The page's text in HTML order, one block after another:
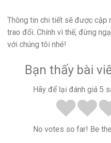
Thông tin chi tiết sẽ được cập
trao đổi. Chính vì thế, đừng
với chúng tôi nhé!
Bạn thấy bài
Hãy để lại đánh giá 5
No votes so far! Be